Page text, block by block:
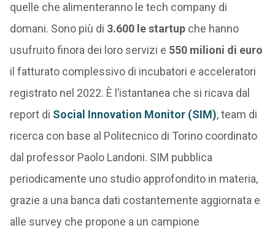
quelle che alimenteranno le tech company di
domani. Sono più di 3.600 le startupche hanno
usufruito finora dei loro servizi e 550 milioni di euro
il fatturato complessivo di incubatori e acceleratori
registrato nel 2022. È l’istantanea che si ricava dal
report di Social Innovation Monitor (SIM), team di
ricerca con base al Politecnico di Torino coordinato
dal professor Paolo Landoni. SIM pubblica
periodicamente uno studio approfondito in materia,
grazie a una banca dati costantemente aggiornata e
alle survey che propone a un campione